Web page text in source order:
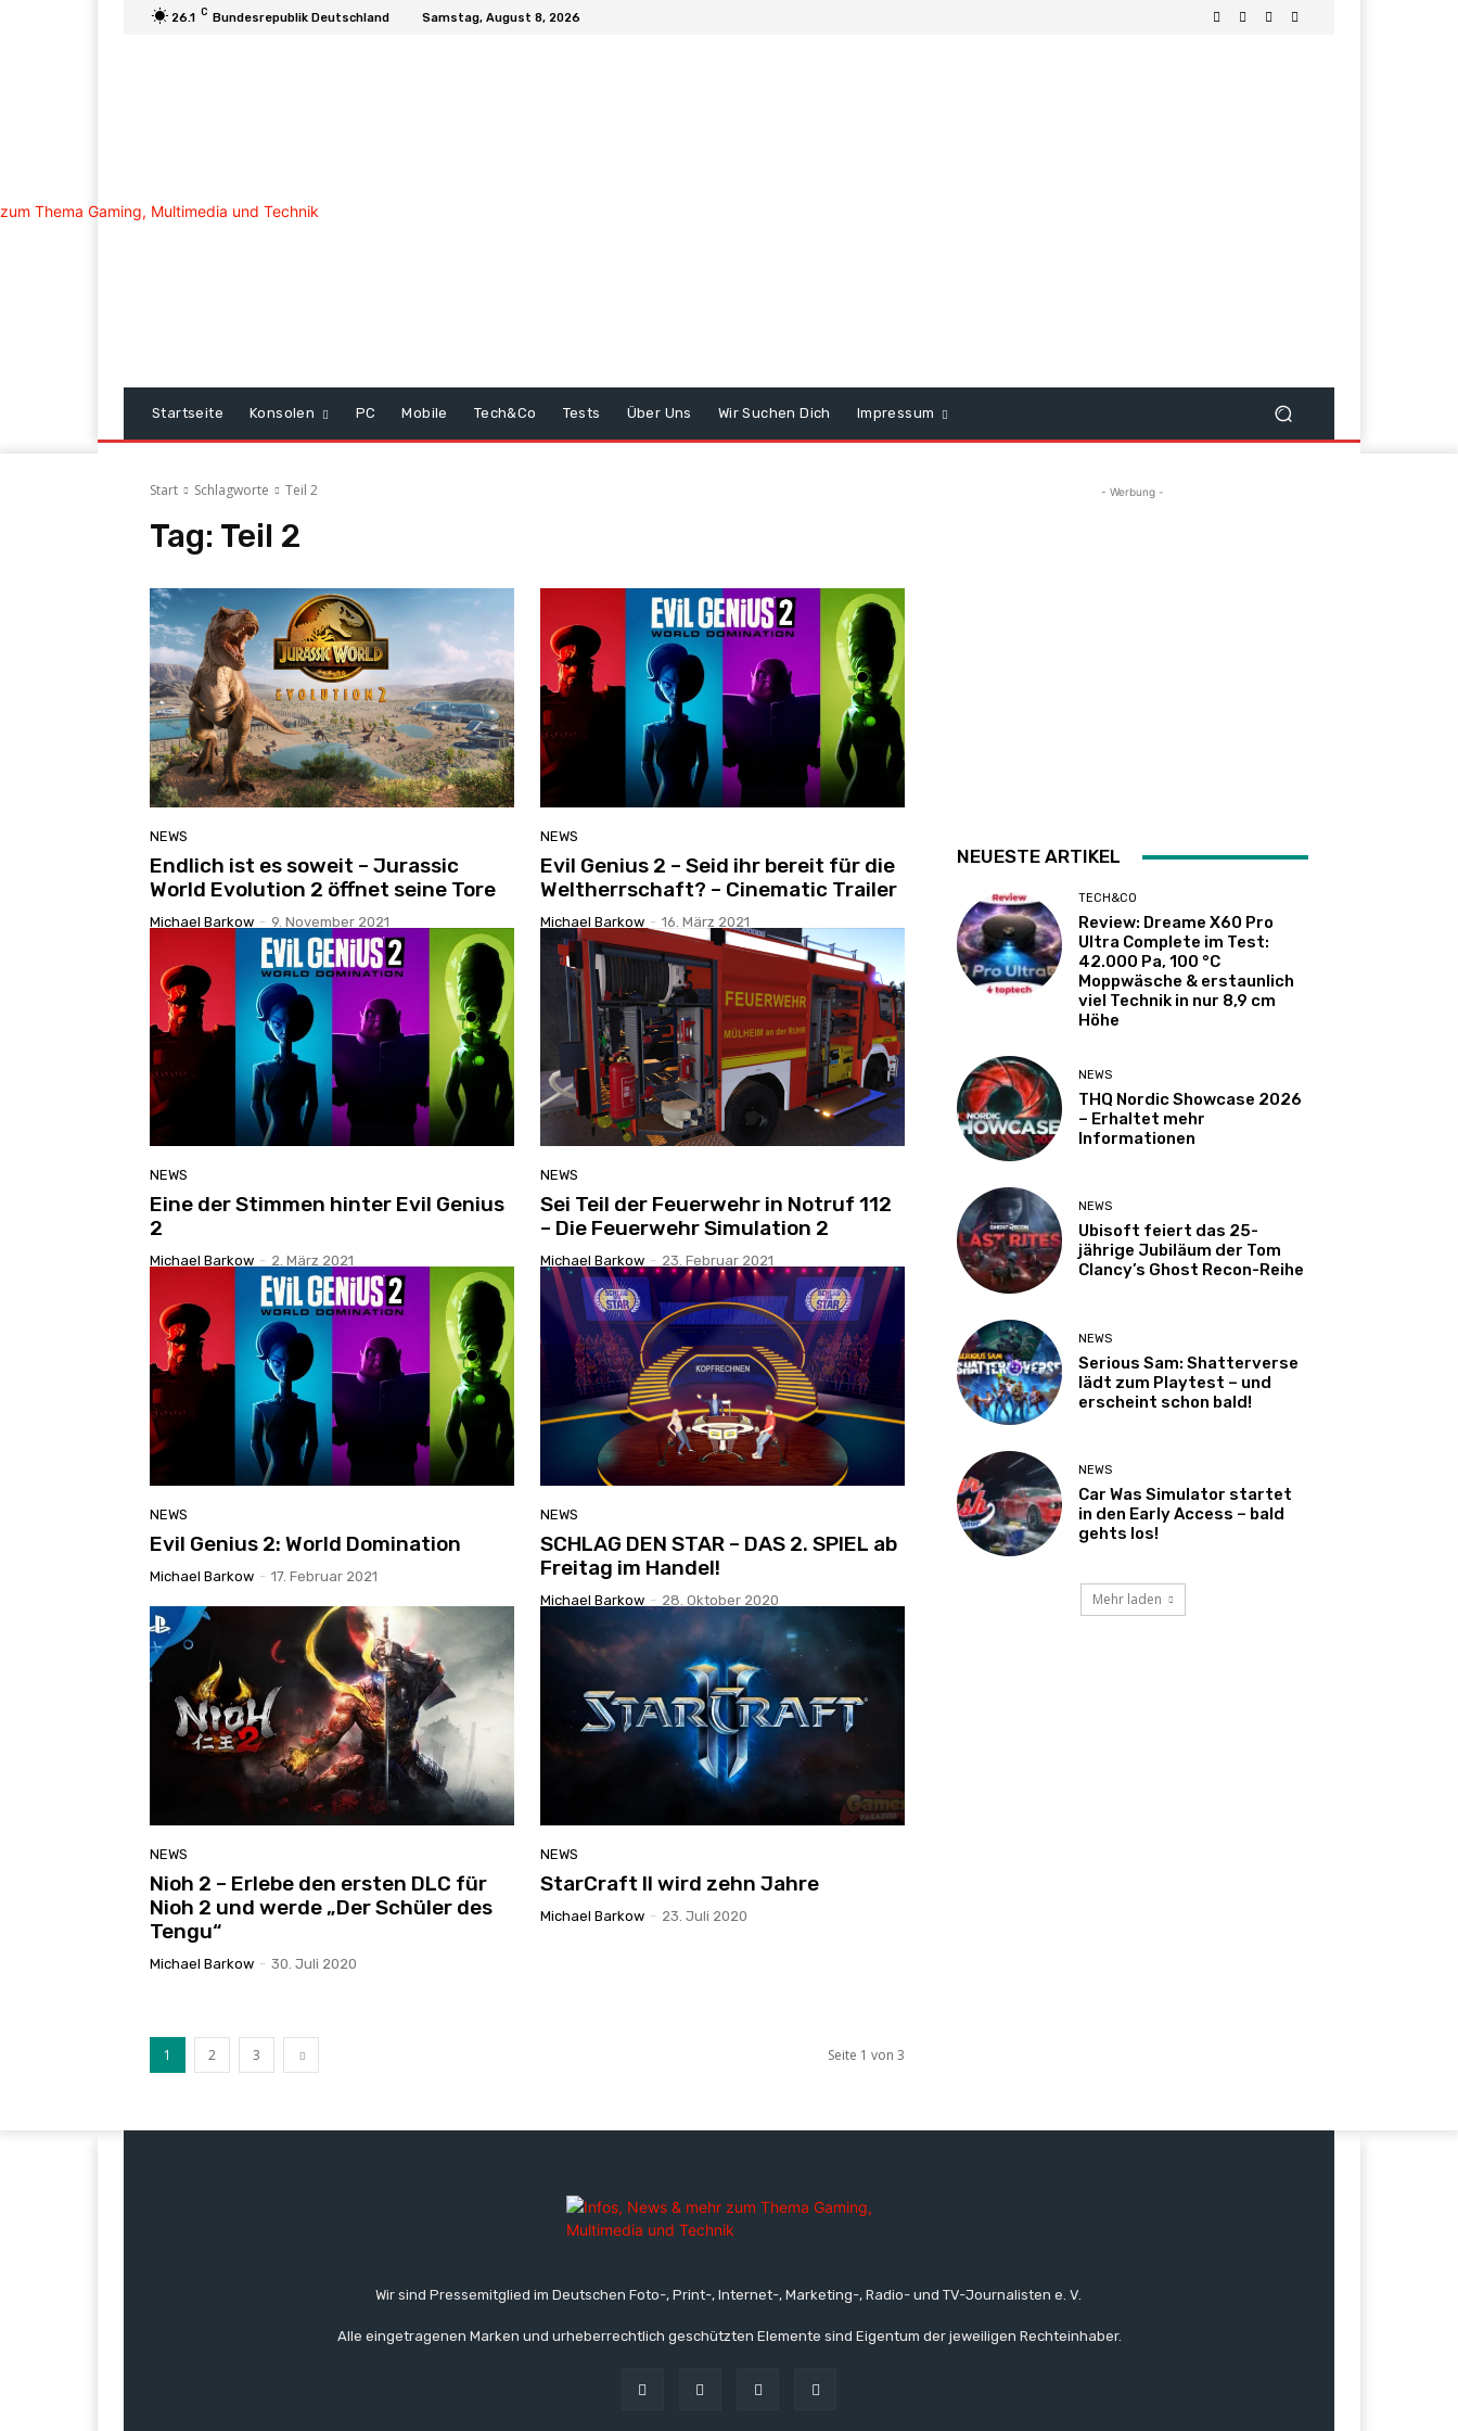
26.1 C Bundesrepublik Deutschland Samstag, August 8, 2026
Startseite Konsolen PC Mobile Tech&Co Tests Über Uns Wir Suchen Dich Impressum
Start Schlagworte Teil 2
Tag: Teil 2
NEWS
Endlich ist es soweit – Jurassic
World Evolution 2 öffnet seine Tore
Michael Barkow - 9. November 2021
NEWS
Evil Genius 2 – Seid ihr bereit für die
Weltherrschaft? – Cinematic Trailer
Michael Barkow - 16. März 2021
NEWS
Eine der Stimmen hinter Evil Genius
2
Michael Barkow - 2. März 2021
NEWS
Sei Teil der Feuerwehr in Notruf 112
– Die Feuerwehr Simulation 2
Michael Barkow - 23. Februar 2021
NEWS
Evil Genius 2: World Domination
Michael Barkow - 17. Februar 2021
NEWS
SCHLAG DEN STAR – DAS 2. SPIEL ab
Freitag im Handel!
Michael Barkow - 28. Oktober 2020
NEWS
Nioh 2 – Erlebe den ersten DLC für
Nioh 2 und werde „Der Schüler des
Tengu“
Michael Barkow - 30. Juli 2020
NEWS
StarCraft II wird zehn Jahre
Michael Barkow - 23. Juli 2020
1 2 3 Seite 1 von 3
- Werbung -
NEUESTE ARTIKEL
TECH&CO
Review: Dreame X60 Pro
Ultra Complete im Test:
42.000 Pa, 100 °C
Moppwäsche & erstaunlich
viel Technik in nur 8,9 cm
Höhe
NEWS
THQ Nordic Showcase 2026
– Erhaltet mehr
Informationen
NEWS
Ubisoft feiert das 25-
jährige Jubiläum der Tom
Clancy’s Ghost Recon-Reihe
NEWS
Serious Sam: Shatterverse
lädt zum Playtest – und
erscheint schon bald!
NEWS
Car Was Simulator startet
in den Early Access – bald
gehts los!
Mehr laden
Wir sind Pressemitglied im Deutschen Foto-, Print-, Internet-, Marketing-, Radio- und TV-Journalisten e. V.
Alle eingetragenen Marken und urheberrechtlich geschützten Elemente sind Eigentum der jeweiligen Rechteinhaber.